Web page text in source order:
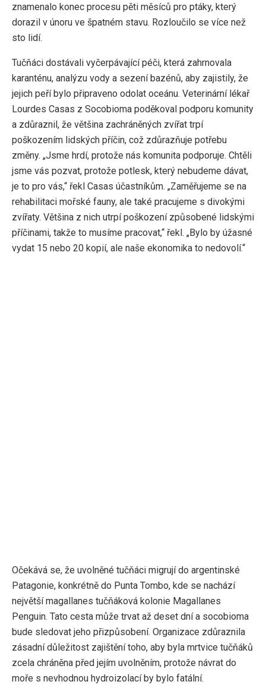
znamenalo konec procesu pěti měsíců pro ptáky, který
dorazil v únoru ve špatném stavu. Rozloučilo se více než
sto lidí.
Tučňáci dostávali vyčerpávající péči, která zahrnovala
karanténu, analýzu vody a sezení bazénů, aby zajistily, že
jejich peří bylo připraveno odolat oceánu. Veterinární lékař
Lourdes Casas z Socobioma poděkoval podporu komunity
a zdůraznil, že většina zachráněných zvířat trpí
poškozením lidských příčin, což zdůrazňuje potřebu
změny. „Jsme hrdí, protože nás komunita podporuje. Chtěli
jsme vás pozvat, protože potlesk, který nebudeme dávat,
je to pro vás,“ řekl Casas účastníkům. „Zaměřujeme se na
rehabilitaci mořské fauny, ale také pracujeme s divokými
zvířaty. Většina z nich utrpí poškození způsobené lidskými
příčinami, takže to musíme pracovat,“ řekl. „Bylo by úžasné
vydat 15 nebo 20 kopií, ale naše ekonomika to nedovolí.“
Očekává se, že uvolněné tučňáci migrují do argentinské
Patagonie, konkrétně do Punta Tombo, kde se nachází
největší magallanes tučňáková kolonie Magallanes
Penguin. Tato cesta může trvat až deset dní a socobioma
bude sledovat jeho přizpůsobení. Organizace zdůraznila
zásadní důležitost zajištění toho, aby byla mrtvice tučňáků
zcela chráněna před jejím uvolněním, protože návrat do
moře s nevhodnou hydroizolací by bylo fatální.